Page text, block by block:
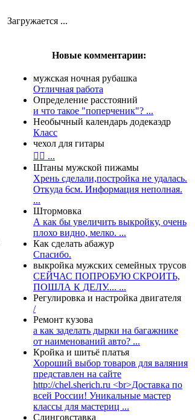
Загружается ...
Новые комментарии:
мужская ночная рубашка
Отличная работа
Определение расстояний
и что такое "поперченик"? ...
Необычный календарь додекаэдр
Класс
чехол для гитары
👍🏻 ...
Штаны мужской пижамы
Хрень сделали,постройка не удалась.
Откуда 6см. Информация неполная.
...
Штормовка
А как бы увеличить выкройку, очень
плохо видно, мелко. ...
Как сделать абажур
Спасибо.
выкройка мужских семейных трусов
СЕЙЧАС ПОПРОБУЮ СКРОИТЬ,
ПОШЛА К ДЕЛУ.... ...
Регулировка и настройка двигателя
/
Ремонт кузова
а как заделать дырки на багажнике
от наименований авто? ...
Кройка и шитьё платья
Хороший выбор товаров для валяния
представлен на сайте
http://chel.sherich.ru <br>Доставка по
всей России! Уникальные мастер
классы для мастериц ...
Слинговставка